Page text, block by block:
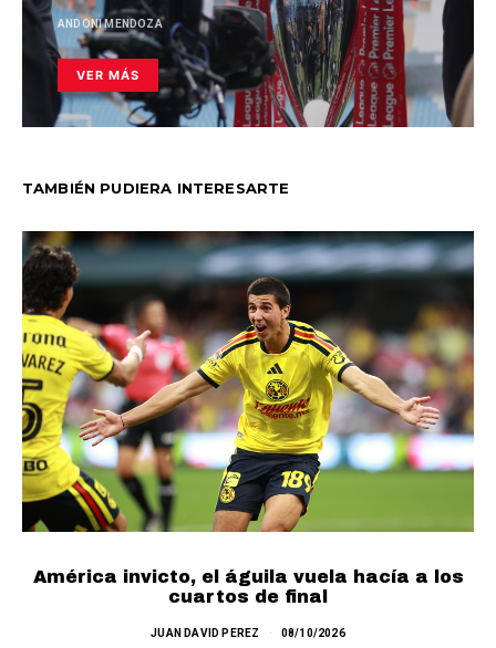
ANDONI MENDOZA
VER MÁS
TAMBIÉN PUDIERA INTERESARTE
América invicto, el águila vuela hacía a los
cuartos de final
JUAN DAVID PEREZ 08/10/2026